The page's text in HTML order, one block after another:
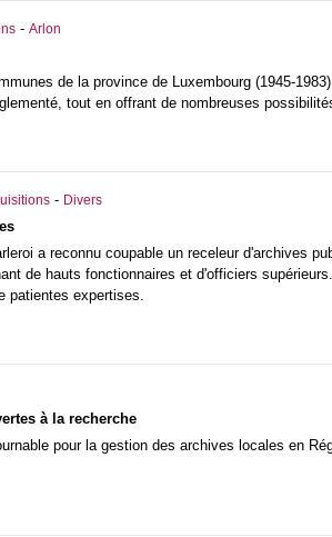
- Arlon
de la province de Luxembourg (1945-
tout en offrant de nombreuses
- Divers
a reconnu coupable un receleur d'archives
de hauts fonctionnaires et d'officiers
patientes expertises.
à la recherche
pour la gestion des archives locales en